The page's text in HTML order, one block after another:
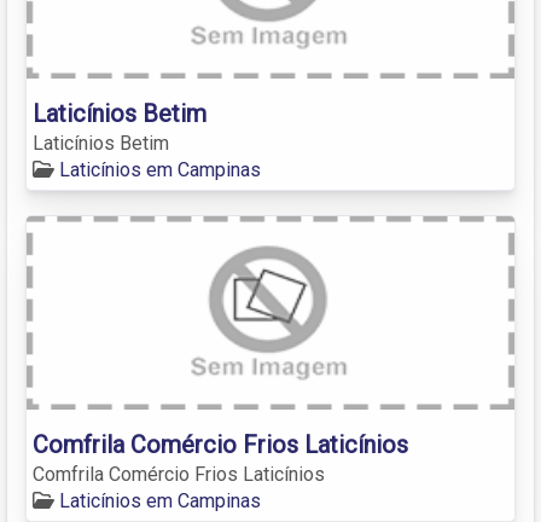
Laticínios Betim
Laticínios Betim
Laticínios em Campinas
Comfrila Comércio Frios Laticínios
Comfrila Comércio Frios Laticínios
Laticínios em Campinas